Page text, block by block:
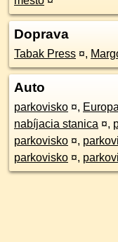
Doprava
Tabak Press ¤,
Auto
parkovisko ¤,
nabíjacia stanica ¤,
parkovisko ¤,
parkovisko ¤,